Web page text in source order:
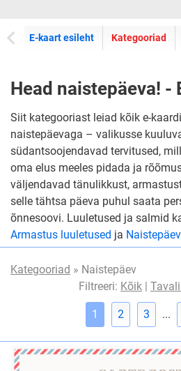
E-kaart esileht E-kaartide
Kategooriad
Head naistepäeva! -
Siit kategooriast leiad kõik e-
naistepäevaga – valikusse
südantsoojendavad tervitused,
oma elus meeles pidada ja
väljendavad tänulikkust,
selle tähtsa päeva puhul saata
õnnesoovi. Luuletused ja salmid
Armastus luuletused ja
Kategooriad » Naistepäev
Filtreeri: Kõik |
1 2 3 ...